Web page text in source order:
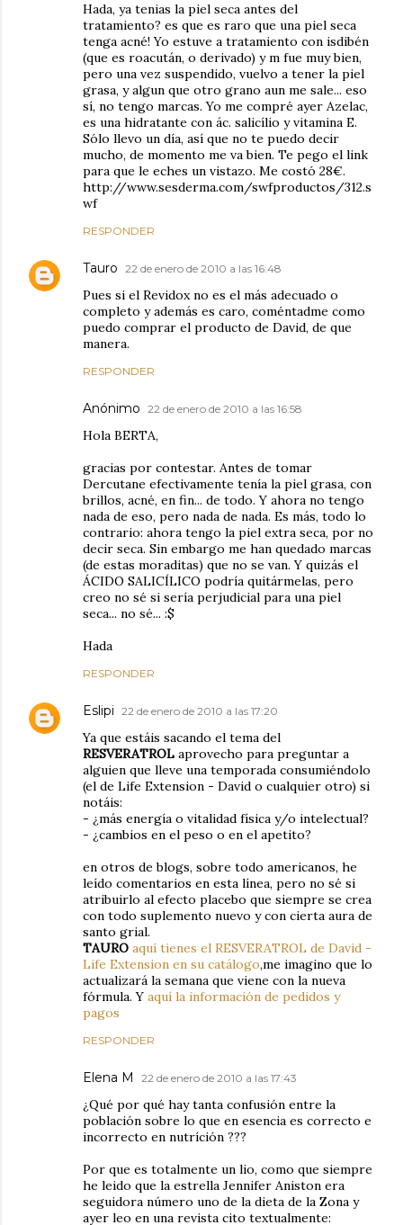
Hada, ya tenias la piel seca antes del
tratamiento? es que es raro que una piel seca
tenga acné! Yo estuve a tratamiento con isdibén
(que es roacután, o derivado) y m fue muy bien,
pero una vez suspendido, vuelvo a tener la piel
grasa, y algun que otro grano aun me sale... eso
sí, no tengo marcas. Yo me compré ayer Azelac,
es una hidratante con ác. salicílio y vitamina E.
Sólo llevo un día, así que no te puedo decir
mucho, de momento me va bien. Te pego el link
para que le eches un vistazo. Me costó 28€.
http://www.sesderma.com/swfproductos/312.s
wf
RESPONDER
Tauro 22 de enero de 2010 a las 16:48
Pues si el Revidox no es el más adecuado o
completo y además es caro, coméntadme como
puedo comprar el producto de David, de que
manera.
RESPONDER
Anónimo 22 de enero de 2010 a las 16:58
Hola BERTA,
gracias por contestar. Antes de tomar
Dercutane efectivamente tenía la piel grasa, con
brillos, acné, en fin... de todo. Y ahora no tengo
nada de eso, pero nada de nada. Es más, todo lo
contrario: ahora tengo la piel extra seca, por no
decir seca. Sin embargo me han quedado marcas
(de estas moraditas) que no se van. Y quizás el
ÁCIDO SALICÍLICO podría quitármelas, pero
creo no sé si sería perjudicial para una piel
seca... no sé... :$
Hada
RESPONDER
Eslipi 22 de enero de 2010 a las 17:20
Ya que estáis sacando el tema del
RESVERATROL aprovecho para preguntar a
alguien que lleve una temporada consumiéndolo
(el de Life Extension - David o cualquier otro) si
notáis:
- ¿más energía o vitalidad física y/o intelectual?
- ¿cambios en el peso o en el apetito?
en otros de blogs, sobre todo americanos, he
leído comentarios en esta línea, pero no sé si
atribuirlo al efecto placebo que siempre se crea
con todo suplemento nuevo y con cierta aura de
santo grial.
TAURO aquí tienes el RESVERATROL de David -
Life Extension en su catálogo,me imagino que lo
actualizará la semana que viene con la nueva
fórmula. Y aquí la información de pedidos y
pagos
RESPONDER
Elena M 22 de enero de 2010 a las 17:43
¿Qué por qué hay tanta confusión entre la
población sobre lo que en esencia es correcto e
incorrecto en nutríción ???
Por que es totalmente un lio, como que siempre
he leido que la estrella Jennifer Aniston era
seguidora número uno de la dieta de la Zona y
ayer leo en una revista cito textualmente: